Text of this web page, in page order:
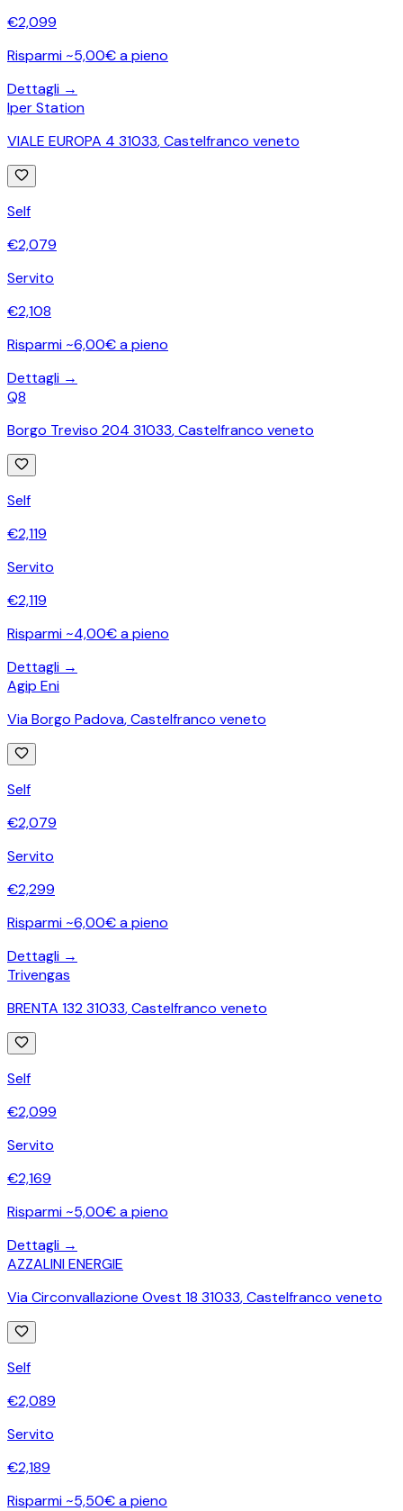
€2,099
Risparmi ~5,00€ a pieno
Dettagli →
Iper Station
VIALE EUROPA 4 31033,Castelfranco veneto
Self
€2,079
Servito
€2,108
Risparmi ~6,00€ a pieno
Dettagli →
Q8
Borgo Treviso 204 31033,Castelfranco veneto
Self
€2,119
Servito
€2,119
Risparmi ~4,00€ a pieno
Dettagli →
Agip Eni
Via Borgo Padova,Castelfranco veneto
Self
€2,079
Servito
€2,299
Risparmi ~6,00€ a pieno
Dettagli →
Trivengas
BRENTA 132 31033,Castelfranco veneto
Self
€2,099
Servito
€2,169
Risparmi ~5,00€ a pieno
Dettagli →
AZZALINI ENERGIE
Via Circonvallazione Ovest 18 31033,Castelfranco veneto
Self
€2,089
Servito
€2,189
Risparmi ~5,50€ a pieno